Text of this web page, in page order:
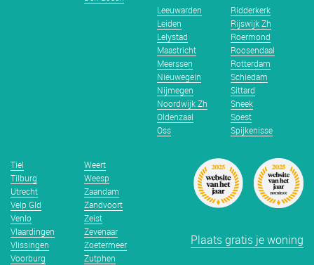
Leeuwarden
Leiden
Lelystad
Maastricht
Meerssen
Nieuwegein
Nijmegen
Noordwijk Zh
Oldenzaal
Oss
Ridderkerk
Rijswijk Zh
Roermond
Roosendaal
Rotterdam
Schiedam
Sittard
Sneek
Soest
Spijkenisse
Tiel
Tilburg
Utrecht
Velp Gld
Venlo
Vlaardingen
Vlissingen
Voorburg
Weert
Weesp
Zaandam
Zandvoort
Zeist
Zevenaar
Zoetermeer
Zutphen
Plaats gratis je woning